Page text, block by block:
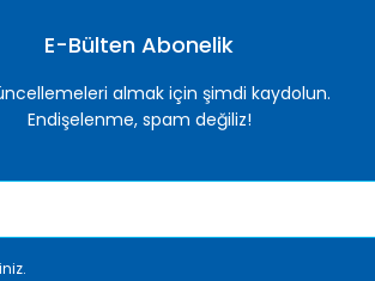
E-Bülten Abonelik
almak için şimdi kaydolun.
Endişelenme, spam değiliz!